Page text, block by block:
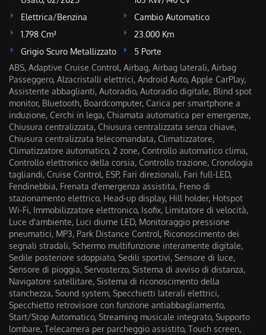
Elettrica/Benzina
Cambio Automatico
1.798 Cm³
23.000 Km
Grigio Scuro Metallizzato
5 Porte
ABS, Adaptive Cruise Control, Airbag, Airbag laterali, Airbag
Passeggero, Alzacristalli elettrici, Android Auto, Apple CarPlay,
Assistente abbaglianti, Autoradio, Autoradio digitale, Blind spot
monitor, Bluetooth, Boardcomputer, Carica per smartphone a
induzione, Cerchi in lega, Chiamata automatica per emergenze,
Chiusura centralizzata, Chiusura centralizzata senza chiave,
Chiusura centralizzata telecomandata, Climatizzatore,
Climatizzatore automatico, 2 zone, Controllo automatico clima,
Controllo elettronico della corsia, Controllo trazione, Cronologia
tagliandi, Cruise Control, ESP, Fari direzionali, Fari full-LED,
Fendinebbia, Frenata d'emergenza assistita, Freno di
stazionamento elettrico, Head-up display, Hill holder, Hotspot
Wi-Fi, Immobilizzatore elettronico, Isofix, Limitatore di velocità,
Luce d'ambiente, Luci diurne LED, Monitoraggio pressione
pneumatici, MP3, Park Distance Control, Riconoscimento dei
segnali stradali, Schermo multifunzione interamente digitale,
Sedile posteriore sdoppiato, Sedili sportivi, Sensore di luce,
Sensore di pioggia, Servosterzo, Sistema di avviso di distanza,
Navigatore satellitare, Sistema di riconoscimento della
stanchezza, Sound system, Specchietti laterali elettrici,
Specchietto retrovisore con funzione antiabbagliamento,
Start/Stop Automatico, Streaming musicale integrato, Supporto
lombare, Telecamera per parcheggio assistito, Touch screen,